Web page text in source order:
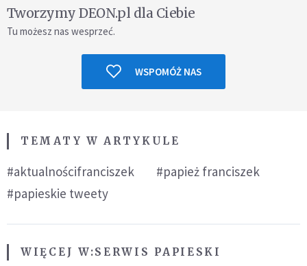
Tworzymy DEON.pl dla Ciebie
Tu możesz nas wesprzeć.
WSPOMÓŻ NAS
TEMATY W ARTYKULE
#aktualnościfranciszek
#papież franciszek
#papieskie tweety
WIĘCEJ W:SERWIS PAPIESKI